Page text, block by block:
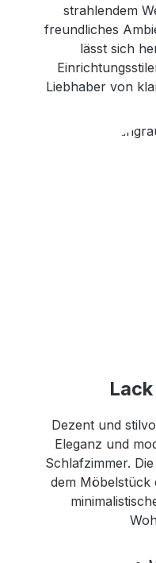
strahlendem
freundliches
lässt sich
Liebhaber von
Dezent und
Eleganz und
Schlafzimmer.
dem Möbelstück